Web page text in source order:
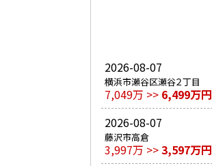
2026-08-07
横浜市瀬谷区瀬谷２丁目
7,049万 >> 6,499万円
2026-08-07
藤沢市高倉
3,997万 >>3,597万円